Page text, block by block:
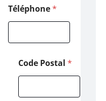
Téléphone*
Code Postal *